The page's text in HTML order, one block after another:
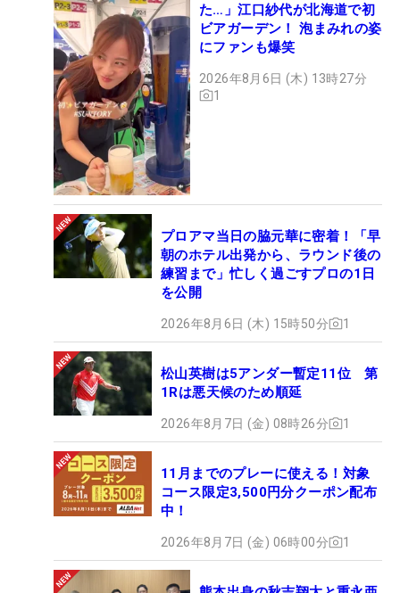
た…」江口紗代が北海道で初
ビアガーデン！ 泡まみれの姿
にファンも爆笑
2026年8月6日 (木) 13時27分
1
プロアマ当日の脇元華に密着！「早
朝のホテル出発から、ラウンド後の
練習まで」忙しく過ごすプロの1日
を公開
2026年8月6日 (木) 15時50分 1
松山英樹は5アンダー暫定11位 第
1Rは悪天候のため順延
2026年8月7日 (金) 08時26分 1
11月までのプレーに使える！対象
コース限定3,500円分クーポン配布
中！
2026年8月7日 (金) 06時00分 1